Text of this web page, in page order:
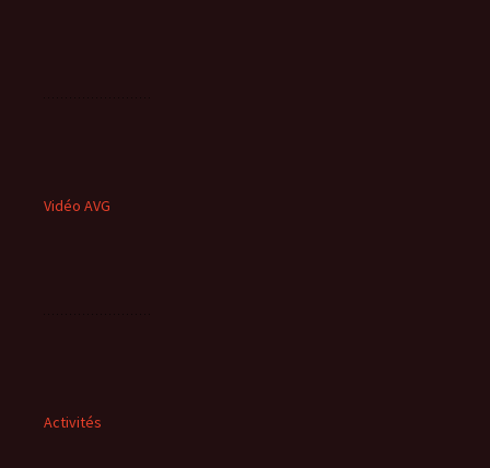
Vidéo AVG
Activités